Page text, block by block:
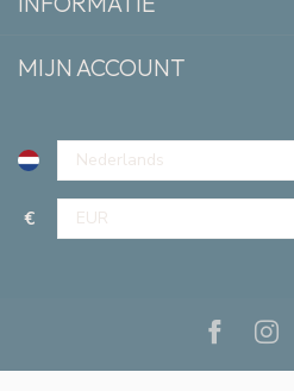
MIJN ACCOUNT
€